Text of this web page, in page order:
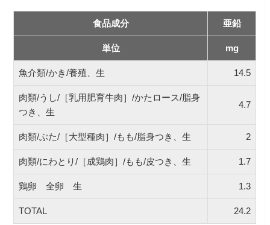
食品成分 亜鉛
単位 mg
魚介類/かき/養殖、生 14.5
肉類/うし/［乳用肥育牛肉］/かたロース/脂身
つき、生
4.7
肉類/ぶた/［大型種肉］/もも/脂身つき、生 2
肉類/にわとり/［成鶏肉］/もも/皮つき、生 1.7
鶏卵 全卵 生 1.3
TOTAL 24.2